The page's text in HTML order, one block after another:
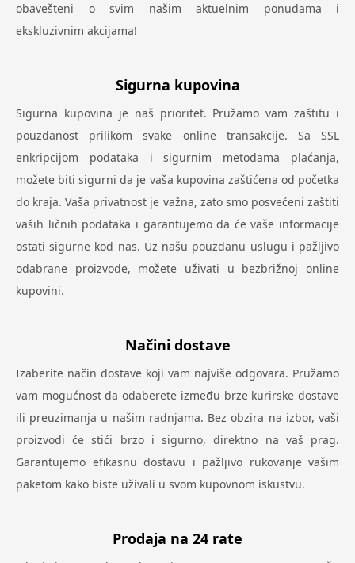
obavešteni o svim našim aktuelnim ponudama i
ekskluzivnim akcijama!
Sigurna kupovina
Sigurna kupovina je naš prioritet. Pružamo vam zaštitu i
pouzdanost prilikom svake online transakcije. Sa SSL
enkripcijom podataka i sigurnim metodama plaćanja,
možete biti sigurni da je vaša kupovina zaštićena od početka
do kraja. Vaša privatnost je važna, zato smo posvećeni zaštiti
vaših ličnih podataka i garantujemo da će vaše informacije
ostati sigurne kod nas. Uz našu pouzdanu uslugu i pažljivo
odabrane proizvode, možete uživati u bezbrižnoj online
kupovini.
Načini dostave
Izaberite način dostave koji vam najviše odgovara. Pružamo
vam mogućnost da odaberete između brze kurirske dostave
ili preuzimanja u našim radnjama. Bez obzira na izbor, vaši
proizvodi će stići brzo i sigurno, direktno na vaš prag.
Garantujemo efikasnu dostavu i pažljivo rukovanje vašim
paketom kako biste uživali u svom kupovnom iskustvu.
Prodaja na 24 rate